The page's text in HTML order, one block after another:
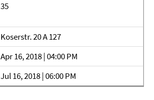
35
Koserstr. 20 A 127
Apr 16, 2018 | 04:00 PM
Jul 16, 2018 | 06:00 PM